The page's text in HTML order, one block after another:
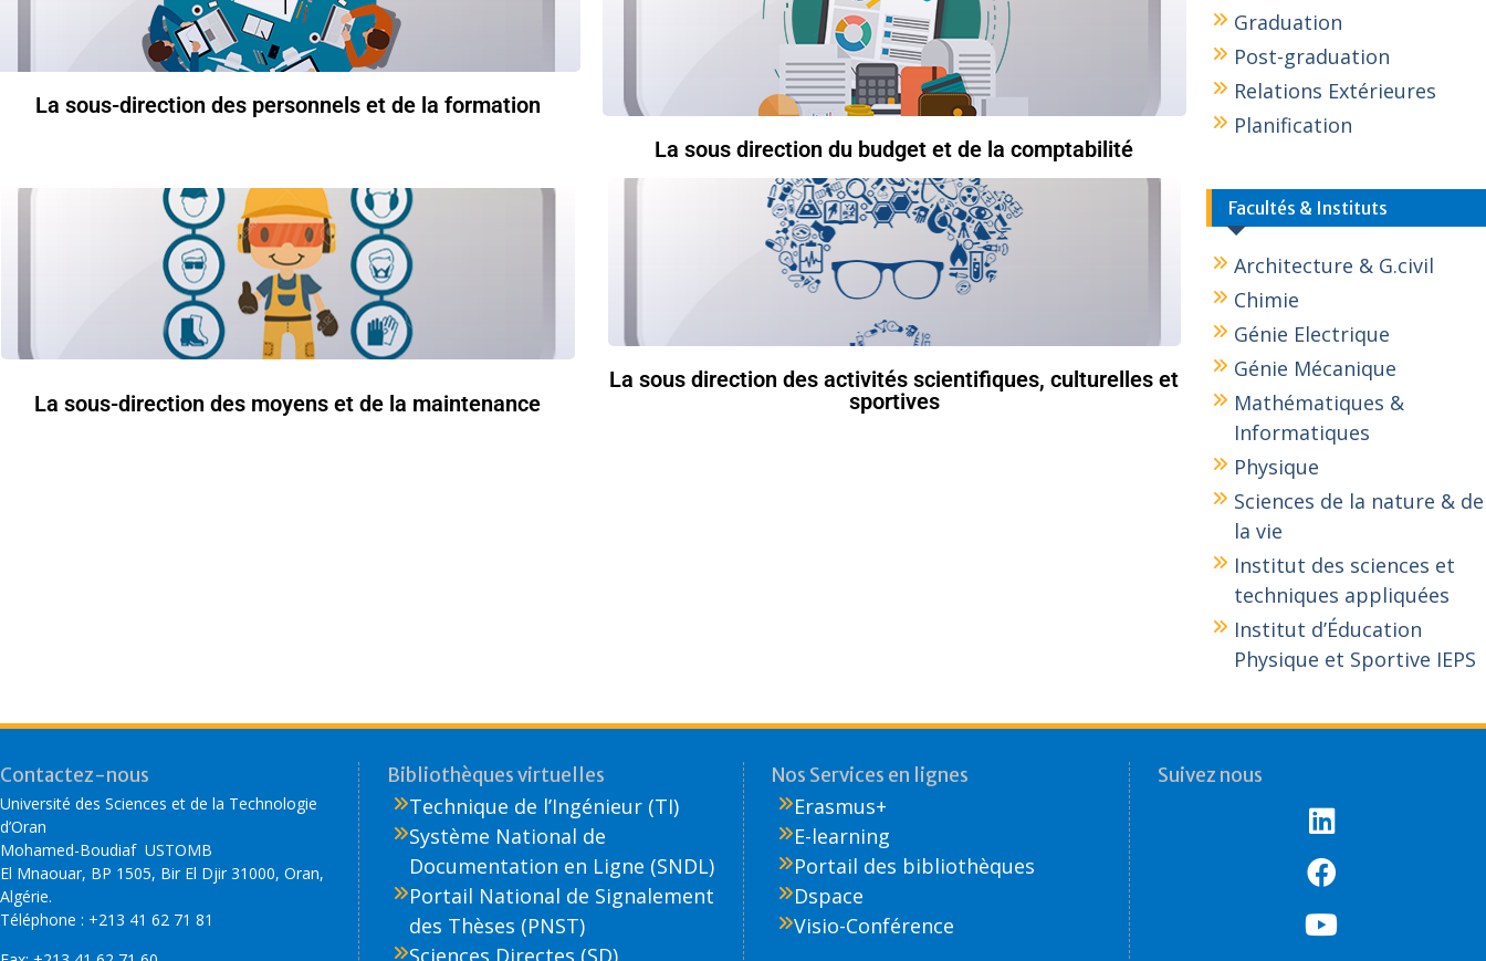
La sous-direction des personnels et de la formation
La sous direction du budget et de la comptabilité
La sous-direction des moyens et de la maintenance
La sous direction des activités scientifiques, culturelles et
sportives
Graduation
Post-graduation
Relations Extérieures
Planification
Facultés & Instituts
Architecture & G.civil
Chimie
Génie Electrique
Génie Mécanique
Mathématiques &
Informatiques
Physique
Sciences de la nature & de
la vie
Institut des sciences et
techniques appliquées
Institut d’Éducation
Physique et Sportive IEPS
Contactez-nous
Université des Sciences et de la Technologie
d’Oran
Mohamed-Boudiaf USTOMB
El Mnaouar, BP 1505, Bir El Djir 31000, Oran,
Algérie.
Téléphone : +213 41 62 71 81
Bibliothèques virtuelles
Technique de l’Ingénieur (TI)
Système National de
Documentation en Ligne (SNDL)
Portail National de Signalement
des Thèses (PNST)
Sciences Directes (SD)
Nos Services en lignes
Erasmus+
E-learning
Portail des bibliothèques
Dspace
Visio-Conférence
Suivez nous